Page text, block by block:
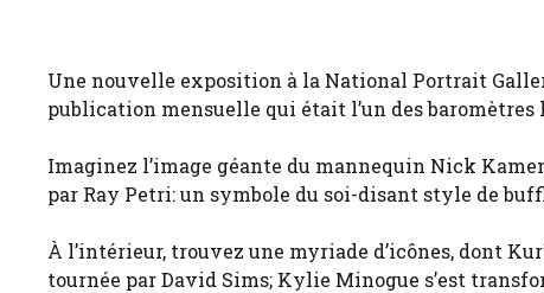
Une nouvelle exposition à la National Portrait
publication mensuelle qui était l’un des
Imaginez l’image géante du mannequin Nick
par Ray Petri: un symbole du soi-disant style de
À l’intérieur, trouvez une myriade d’icônes, dont
tournée par David Sims; Kylie Minogue s’est